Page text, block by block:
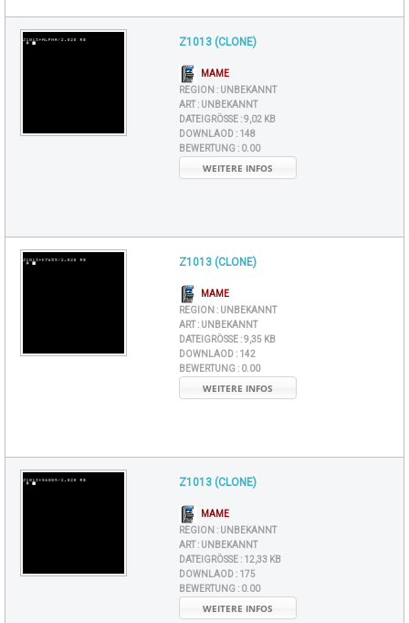
Z1013 (CLONE)
MAME
REGION : UNBEKANNT
ART : UNBEKANNT
DATEIGRÖSSE : 9,02 KB
DOWNLAOD : 148
BEWERTUNG : 0.00
WEITERE INFOS
Z1013 (CLONE)
MAME
REGION : UNBEKANNT
ART : UNBEKANNT
DATEIGRÖSSE : 9,35 KB
DOWNLAOD : 142
BEWERTUNG : 0.00
WEITERE INFOS
Z1013 (CLONE)
MAME
REGION : UNBEKANNT
ART : UNBEKANNT
DATEIGRÖSSE : 12,33 KB
DOWNLAOD : 175
BEWERTUNG : 0.00
WEITERE INFOS